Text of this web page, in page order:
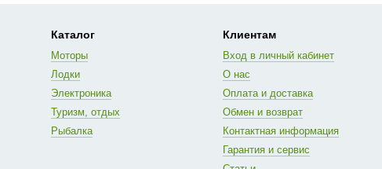
Каталог
Моторы
Лодки
Электроника
Туризм, отдых
Рыбалка
Клиентам
Вход в личный кабинет
О нас
Оплата и доставка
Обмен и возврат
Контактная информация
Гарантия и сервис